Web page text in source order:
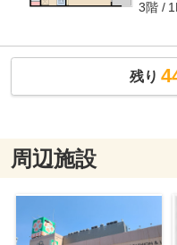
3階
残り
周辺施設